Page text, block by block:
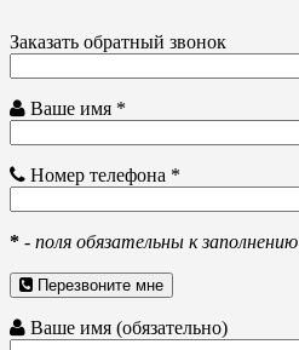
Заказать обратный звонок
Ваше имя *
Номер телефона *
* - поля обязательны к заполнению
Перезвоните мне
Ваше имя (обязательно)